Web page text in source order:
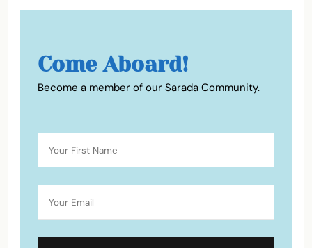
Come Aboard!
Become a member of our Sarada Community.